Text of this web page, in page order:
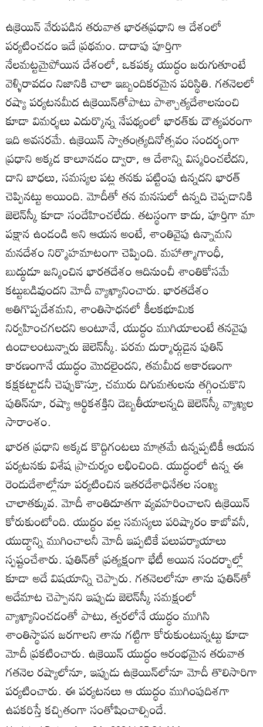
ఉక్రెయిన్‌ వేరుపడిన తరువాత భారతప్రధాని ఆ దేశంలో
పర్యటించడం ఇదే ప్రథమం. దాదాపు పూర్తిగా
నేలమట్టమైపోయిన దేశంలో, ఒకపక్క యుద్ధం జరుగుతూంటే
వెళ్ళిరావడం నిజానికి చాలా ఇబ్బందికరమైన పరిస్థితి. గతనెలలో
రష్యా పర్యటనమీద ఉక్రెయిన్‌తోపాటు పాశ్చాత్యదేశాలనుంచి
కూడా విమర్శలు ఎదుర్కొన్న నేపథ్యంలో భారత్‌కు దౌత్యపరంగా
ఇది అవసరమే. ఉక్రెయిన్‌ స్వాతంత్ర్యదినోత్సవం సందర్భంగా
ప్రధాని అక్కడ కాలూనడం ద్వారా, ఆ దేశాన్ని విస్మరించలేదని,
దాని బాధలు, సమస్యల పట్ల తనకు పట్టింపు ఉన్నదని భారత్‌
చెప్పినట్టు అయింది. మోదీతో తన మనసులో ఉన్నది చెప్పడానికి
జెలెన్‌స్కీ కూడా సందేహించలేదు. తటస్థంగా కాదు, పూర్తిగా మా
పక్షాన ఉండండి అని ఆయన అంటే, శాంతివైపు ఉన్నామని
మనదేశం నిర్మొహమాటంగా చెప్పింది. మహాత్మాగాంధీ,
బుద్ధుడూ జన్మించిన భారతదేశం ఆదినుంచీ శాంతికోసమే
కట్టుబడివుందని మోదీ వ్యాఖ్యానించారు. భారతదేశం
అతిగొప్పదేశమని, శాంతిసాధనలో కీలకభూమిక
నిర్వహించగలదని అంటూనే, యుద్ధం ముగియాలంటే తనవైపు
ఉండాలంటున్నారు జెలెన్‌స్కీ. పరమ దుర్మార్గుడైన పుతిన్‌
కారణంగానే యుద్ధం మొదలైందని, తమమీద అకారణంగా
కక్షకట్టాడనీ చెప్పుకొస్తూ, చమురు దిగుమతులను తగ్గించుకొని
పుతిన్‌నూ, రష్యా ఆర్థికశక్తిని దెబ్బతీయాలన్నది జెలెన్‌స్కీ వ్యాఖ్యల
సారాంశం.
భారత ప్రధాని అక్కడ కొద్దిగంటలు మాత్రమే ఉన్నప్పటికీ ఆయన
పర్యటనకు విశేష ప్రాచుర్యం లభించింది. యుద్ధంలో ఉన్న ఈ
రెండుదేశాల్లోనూ పర్యటించిన ఇతరదేశాధినేతల సంఖ్య
చాలాతక్కువ. మోదీ శాంతిదూతగా వ్యవహరించాలని ఉక్రెయిన్‌
కోరుకుంటోంది. యుద్ధం వల్ల సమస్యలు పరిష్కారం కాబోవనీ,
యుద్ధాన్ని ముగించాలనీ మోదీ ఇప్పటికే పలుపర్యాయాలు
స్పష్టంచేశారు. పుతిన్‌తో ప్రత్యక్షంగా భేటీ అయిన సందర్భాల్లో
కూడా అదే విషయాన్ని చెప్పారు. గతనెలలోనూ తాను పుతిన్‌తో
అదేమాట చెప్పానని ఇప్పుడు జెలెన్‌స్కీ సమక్షంలో
వ్యాఖ్యానించడంతో పాటు, త్వరలోనే యుద్ధం ముగిసి
శాంతిస్థాపన జరగాలని తాను గట్టిగా కోరుకుంటున్నట్టు కూడా
మోదీ ప్రకటించారు. ఉక్రెయిన్‌ యుద్ధం ఆరంభమైన తరువాత
గతనెల రష్యాలోనూ, ఇప్పుడు ఉక్రెయిన్‌లోనూ మోదీ తొలిసారిగా
పర్యటించారు. ఈ పర్యటనలు ఆ యుద్ధం ముగింపుదిశగా
ఉపకరిస్తే కచ్చితంగా సంతోషించాల్సిందే.